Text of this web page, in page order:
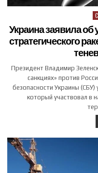
Украина заявила об
стратегического
Президент Владимир
санкциях» против
безопасности Украины
который участвовал в